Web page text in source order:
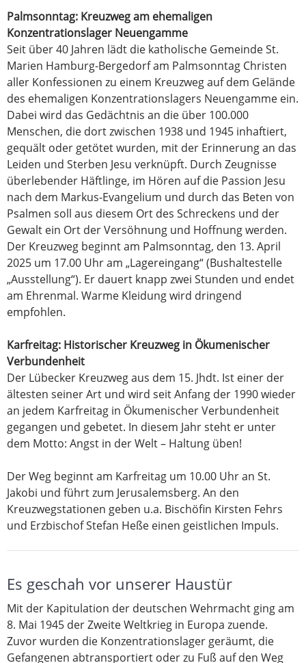
Palmsonntag: Kreuzweg am ehemaligen
Konzentrationslager Neuengamme
Seit über 40 Jahren lädt die katholische Gemeinde St.
Marien Hamburg-Bergedorf am Palmsonntag Christen
aller Konfessionen zu einem Kreuzweg auf dem Gelände
des ehemaligen Konzentrationslagers Neuengamme ein.
Dabei wird das Gedächtnis an die über 100.000
Menschen, die dort zwischen 1938 und 1945 inhaftiert,
gequält oder getötet wurden, mit der Erinnerung an das
Leiden und Sterben Jesu verknüpft. Durch Zeugnisse
überlebender Häftlinge, im Hören auf die Passion Jesu
nach dem Markus-Evangelium und durch das Beten von
Psalmen soll aus diesem Ort des Schreckens und der
Gewalt ein Ort der Versöhnung und Hoffnung werden.
Der Kreuzweg beginnt am Palmsonntag, den 13. April
2025 um 17.00 Uhr am „Lagereingang“ (Bushaltestelle
„Ausstellung“). Er dauert knapp zwei Stunden und endet
am Ehrenmal. Warme Kleidung wird dringend
empfohlen.
Karfreitag: Historischer Kreuzweg in Ökumenischer
Verbundenheit
Der Lübecker Kreuzweg aus dem 15. Jhdt. Ist einer der
ältesten seiner Art und wird seit Anfang der 1990 wieder
an jedem Karfreitag in Ökumenischer Verbundenheit
gegangen und gebetet. In diesem Jahr steht er unter
dem Motto: Angst in der Welt – Haltung üben!
Der Weg beginnt am Karfreitag um 10.00 Uhr an St.
Jakobi und führt zum Jerusalemsberg. An den
Kreuzwegstationen geben u.a. Bischöfin Kirsten Fehrs
und Erzbischof Stefan Heße einen geistlichen Impuls.
Es geschah vor unserer Haustür
Mit der Kapitulation der deutschen Wehrmacht ging am
8. Mai 1945 der Zweite Weltkrieg in Europa zuende.
Zuvor wurden die Konzentrationslager geräumt, die
Gefangenen abtransportiert oder zu Fuß auf den Weg